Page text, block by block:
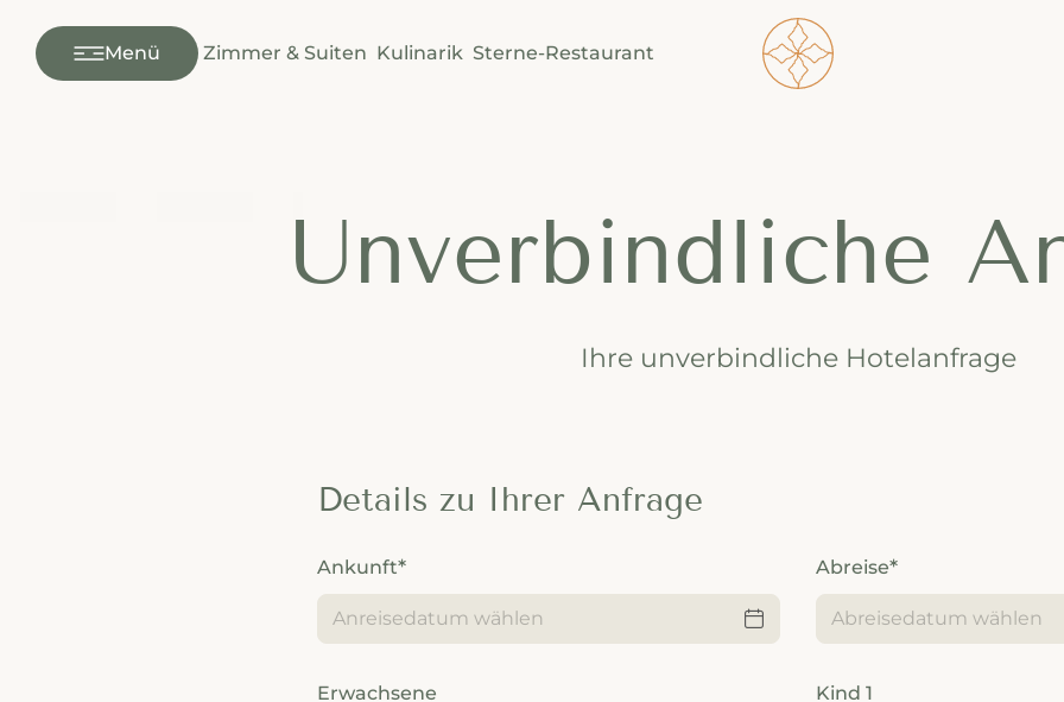
Menü Zimmer & Suiten Kulinarik Sterne-Restaurant
Unverbindliche
Ihre unverbindliche Hotelanfrage
Details zu Ihrer Anfrage
Ankunft Abreise
Erwachsene Kind 1